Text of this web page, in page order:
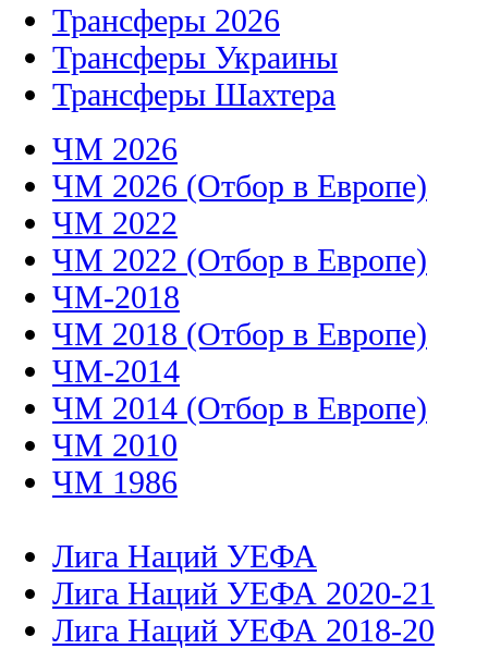
Трансферы 2026
Трансферы Украины
Трансферы Шахтера
ЧМ 2026
ЧМ 2026 (Отбор в Европе)
ЧМ 2022
ЧМ 2022 (Отбор в Европе)
ЧМ-2018
ЧМ 2018 (Отбор в Европе)
ЧМ-2014
ЧМ 2014 (Отбор в Европе)
ЧМ 2010
ЧМ 1986
Лига Наций УЕФА
Лига Наций УЕФА 2020-21
Лига Наций УЕФА 2018-20